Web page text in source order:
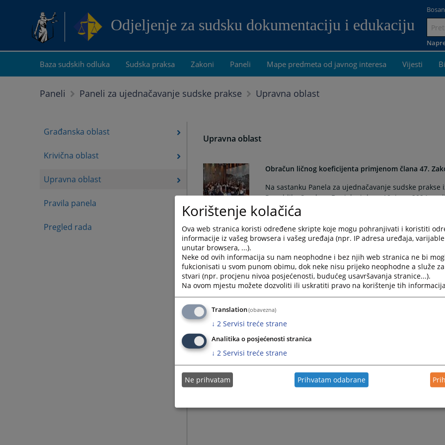
Odjeljenje za sudsku dokumentaciju i edukaciju
na
Baza sudskih odluka Sudska praksa Zakoni Paneli Mape predmeta od javnog interesa Vijesti
Paneli Paneli za ujednačavanje sudske prakse Upravna oblast
Građanska oblast
Krivična oblast
Upravna oblast
Pravila panela
Pregled rada
Upravna oblast
Obračun ličnog koeficijenta primjenom člana 47.
Na sastanku Panela za ujednačavanje sudske
Republike Srpske u Banjaluci dana 10. juna 2024.
shvatanjem: „Da osiguraniku koji nema utvrđen
koeficijent utvrđuje se srazmjerno stažu osiguranja
12.12.2024.
Naknada za eksproprijaciju zemljišta u vlasništvu
Na sastanku Panela za ujednačavanje sudske
Republike Srpske u Banja Luci dana 10. juna 2024.
shvatanjem: „Država Bosna i Hercegovina, dok se
stvar, izuzeta je od prava na naknadu za
12.12.2024.
Korištenje kolačića
Ova web stranica koristi određene skripte koje mogu pohranjivati i koristiti
informacije iz vašeg browsera i vašeg uređaja (npr. IP adresa uređaja,
unutar browsera, ...).
Neke od ovih informacija su nam neophodne i bez njih web stranica ne bi
fukcionisati u svom punom obimu, dok neke nisu prijeko neophodne a služe
stvari (npr. procjenu nivoa posjećenosti, budućeg usavršavanja stranice...).
Na ovom mjestu možete dozvoliti ili uskratiti pravo na korištenje tih
Translation(obavezna)
↓ 2 Servisi treće strane
Analitika o posjećenosti stranica
↓ 2 Servisi treće strane
Ne prihvatam Prihvatam odabrane